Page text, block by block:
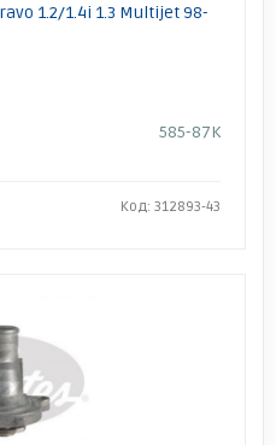
1.2/1.4i 1.3 Multijet 98-
585-87K
Код: 312893-43